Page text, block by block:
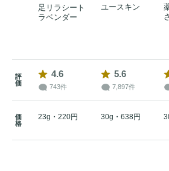
足リラシート
ラベンダー
ユースキン
評
価
4.6
743件
5.6
7,897件
価
格
23g・220円 30g・638円